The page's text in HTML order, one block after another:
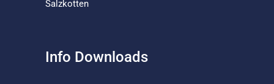
Salzkotten
Info Downloads